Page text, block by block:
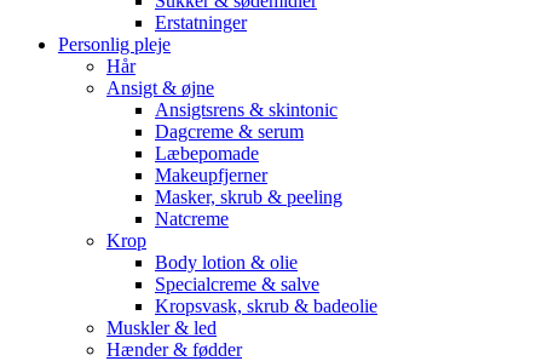
Erstatninger
Personlig pleje
Hår
Ansigt & øjne
Ansigtsrens & skintonic
Dagcreme & serum
Læbepomade
Makeupfjerner
Masker, skrub & peeling
Natcreme
Krop
Body lotion & olie
Specialcreme & salve
Kropsvask, skrub & badeolie
Muskler & led
Hænder & fødder